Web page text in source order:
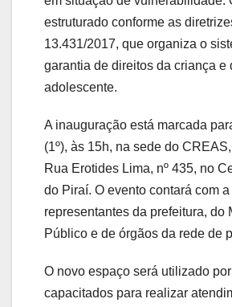
estruturado conforme as
13.431/2017, que organiza o
garantia de direitos da criança e
adolescente.
A inauguração está marcada
(1º), às 15h, na sede do
Rua Erotides Lima, nº 435, no
do Piraí. O evento contará com
representantes da prefeitura, do
Público e de órgãos da rede de
O novo espaço será utilizado
capacitados para realizar